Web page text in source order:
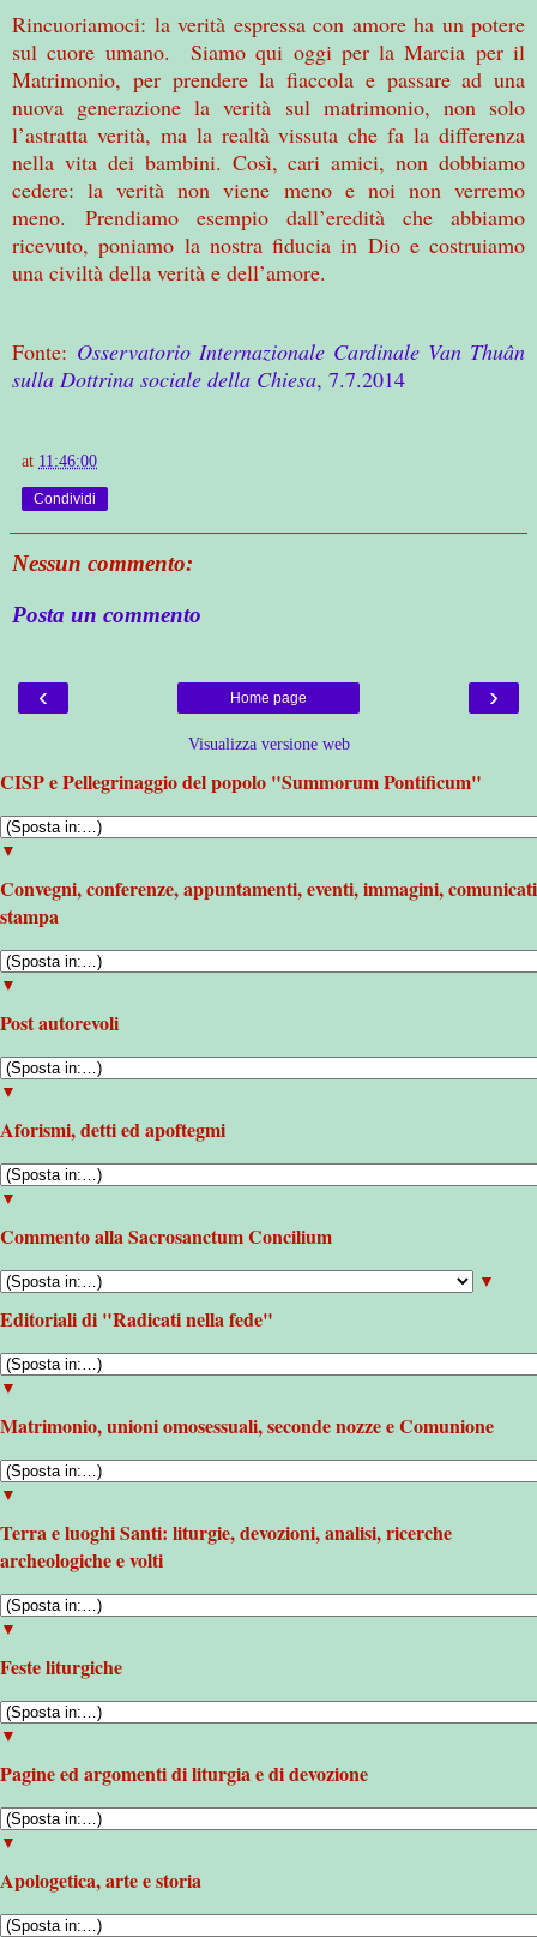
Rincuoriamoci: la verità espressa con amore ha un potere
sul cuore umano. Siamo qui oggi per la Marcia per il
Matrimonio, per prendere la fiaccola e passare ad una
nuova generazione la verità sul matrimonio, non solo
l’astratta verità, ma la realtà vissuta che fa la differenza
nella vita dei bambini. Così, cari amici, non dobbiamo
cedere: la verità non viene meno e noi non verremo
meno. Prendiamo esempio dall’eredità che abbiamo
ricevuto, poniamo la nostra fiducia in Dio e costruiamo
una civiltà della verità e dell’amore.
Fonte: Osservatorio Internazionale Cardinale Van Thuân
sulla Dottrina sociale della Chiesa, 7.7.2014
at 11:46:00
Condividi
Nessun commento:
Posta un commento
‹ ›
Home page
Visualizza versione web
CISP e Pellegrinaggio del popolo "Summorum Pontificum"
▼
Convegni, conferenze, appuntamenti, eventi, immagini, comunicati
stampa
▼
Post autorevoli
▼
Aforismi, detti ed apoftegmi
▼
Commento alla Sacrosanctum Concilium
▼
Editoriali di "Radicati nella fede"
▼
Matrimonio, unioni omosessuali, seconde nozze e Comunione
▼
Terra e luoghi Santi: liturgie, devozioni, analisi, ricerche
archeologiche e volti
▼
Feste liturgiche
▼
Pagine ed argomenti di liturgia e di devozione
▼
Apologetica, arte e storia